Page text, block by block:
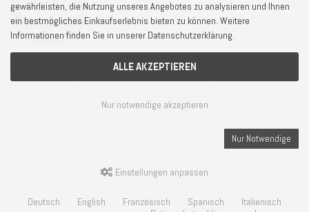
Lieferzeit und Versandkosten
Privatsphäre und Datenschutz
© Weisser GmbH - Haus der 1000 Uhren®
gewährleisten, die Nutzung unseres Angebotes zu analysieren und Ihnen
ein bestmögliches Einkaufserlebnis bieten zu können. Weitere
Informationen finden Sie in unserer Datenschutzerklärung.
ALLE AKZEPTIEREN
Nur notwendige akzeptieren
Nur Notwendige
Einstellungen anpassen
Deutsch English Französisch Spanisch
Italienisch